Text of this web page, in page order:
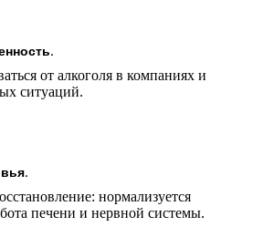
от алкоголя в компаниях и
ситуаций.
нормализуется
печени и нервной системы.